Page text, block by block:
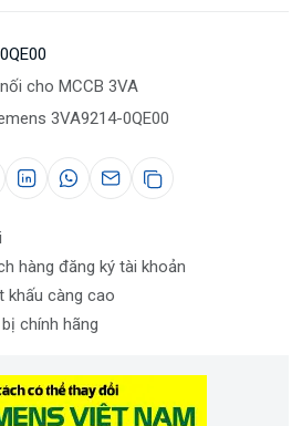
cho MCCB 3VA
3VA9214-0QE00
hàng đăng ký tài khoản
khấu càng cao
chính hãng